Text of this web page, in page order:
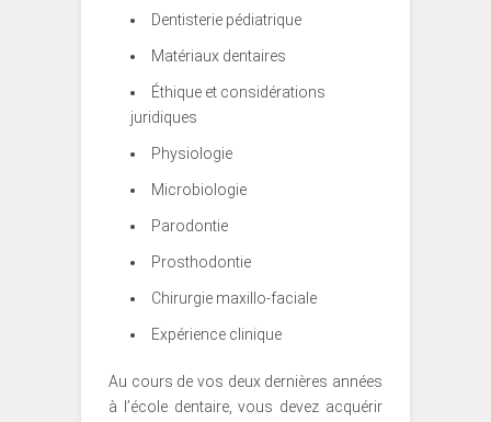
Dentisterie pédiatrique
Matériaux dentaires
Éthique et considérations
juridiques
Physiologie
Microbiologie
Parodontie
Prosthodontie
Chirurgie maxillo-faciale
Expérience clinique
Au cours de vos deux dernières années
à l’école dentaire, vous devez acquérir